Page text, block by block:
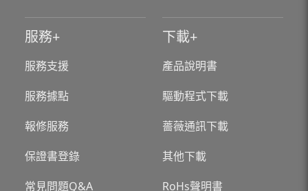
服務
服務支援
服務據點
報修服務
保證書登錄
常見問題Q&A
下載
產品說明書
驅動程式下載
薔薇通訊下載
其他下載
RoHs聲明書